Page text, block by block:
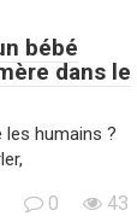
bébé
dans le
humains ?
0 43